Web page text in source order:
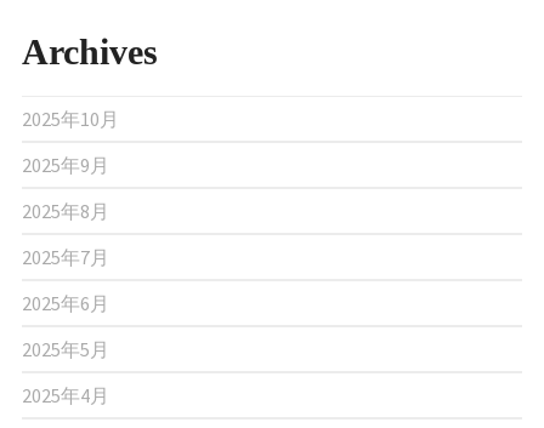
ョ
Archives
2025年10月
2025年9月
2025年8月
2025年7月
2025年6月
2025年5月
2025年4月